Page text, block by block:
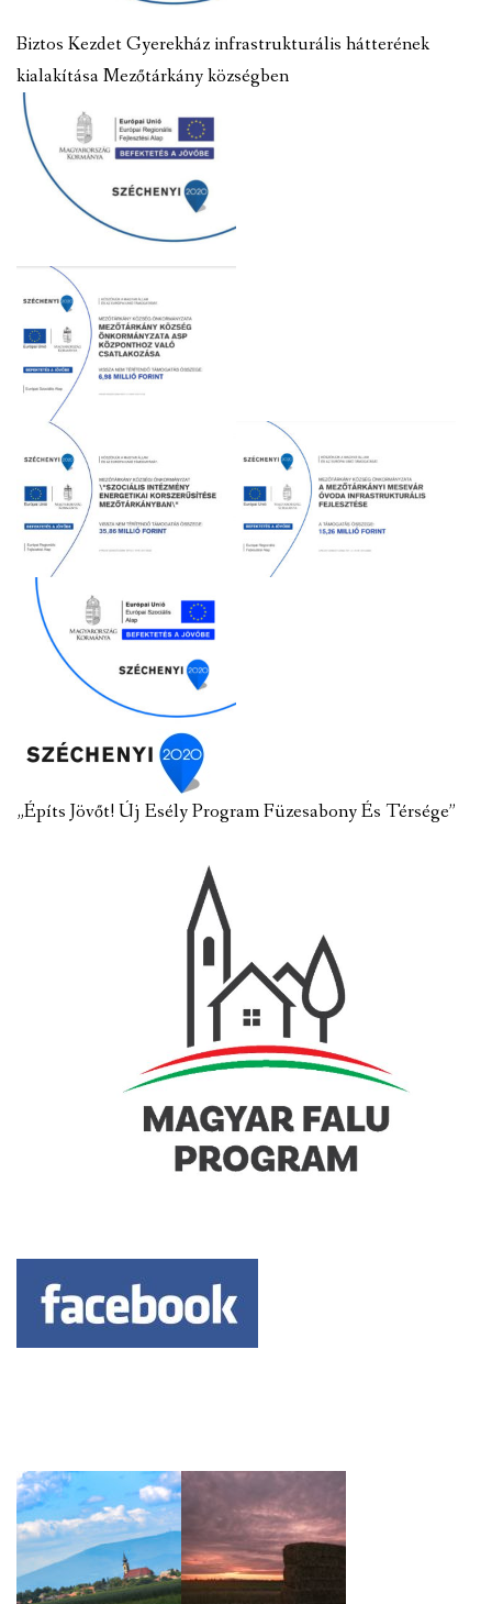
Biztos Kezdet Gyerekház infrastrukturális hátterének
kialakítása Mezőtárkány községben
„Építs Jövőt! Új Esély Program Füzesabony És Térsége”